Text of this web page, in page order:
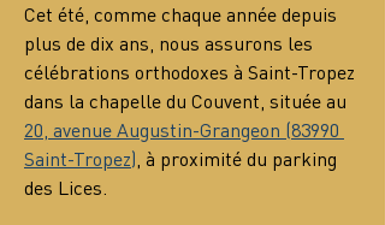
Cet été, comme chaque année depuis
plus de dix ans, nous assurons les
célébrations orthodoxes à Saint-Tropez
dans la chapelle du Couvent, située au
20, avenue Augustin-Grangeon (83990
Saint-Tropez), à proximité du parking
des Lices.